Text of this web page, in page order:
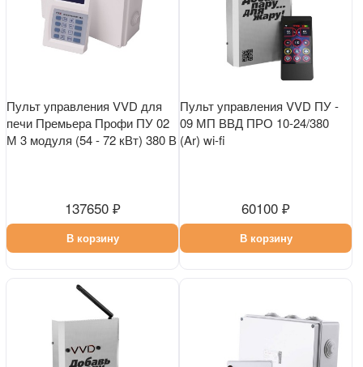
Пульт управления VVD для
печи Премьера Профи ПУ 02
М 3 модуля (54 - 72 кВт) 380 В
137650 ₽
В корзину
Пульт управления VVD ПУ -
09 МП ВВД ПРО 10-24/380
(Ar) wi-fi
60100 ₽
В корзину